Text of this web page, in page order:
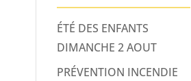
ÉTÉ DES ENFANTS
DIMANCHE 2 AOUT
PRÉVENTION INCENDIE